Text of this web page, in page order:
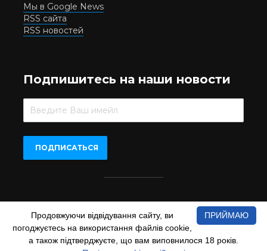
Мы в Google News
RSS сайта
RSS новостей
Подпишитесь на наши новости
Beer.UA © 2016-2022
При копіюванні матеріалів з сайту обов'язкове пряме
відкрите для пошукових систем гіперпосилання на сайт
www.beer.ua
ПРИЙМАЮ
Продовжуючи відвідування сайту, ви
погоджуєтесь на використання файлів cookie,
а також підтверджуєте, що вам виповнилося 18 років.